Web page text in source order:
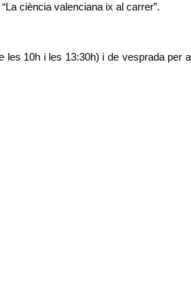
ciència valenciana ix al carrer”.
10h i les 13:30h) i de vesprada per